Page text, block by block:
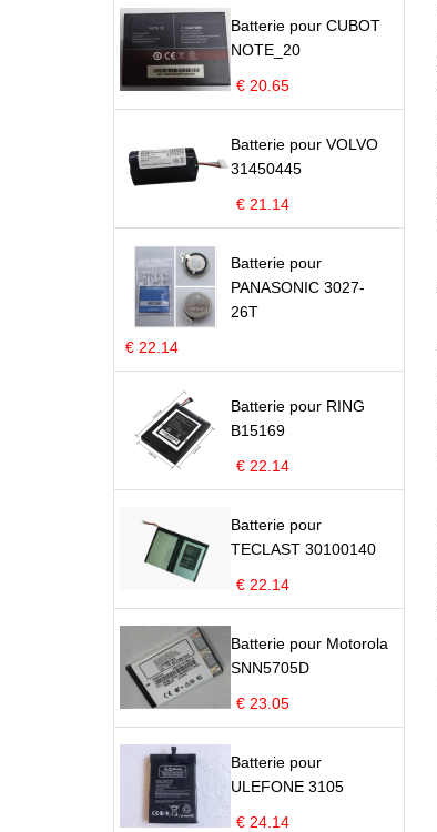
Batterie pour CUBOT
NOTE_20
€ 20.65
Batterie pour VOLVO
31450445
€ 21.14
Batterie pour
PANASONIC 3027-
26T
€ 22.14
Batterie pour RING
B15169
€ 22.14
Batterie pour
TECLAST 30100140
€ 22.14
Batterie pour Motorola
SNN5705D
€ 23.05
Batterie pour
ULEFONE 3105
€ 24.14